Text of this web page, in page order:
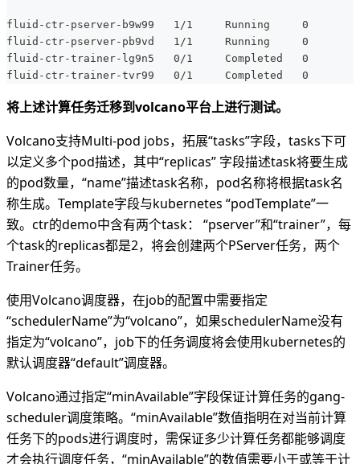
fluid-ctr-pserver-b9w99   1/1     Running     0
fluid-ctr-pserver-pb9vd   1/1     Running     0
fluid-ctr-trainer-lg9n5   0/1     Completed   0
fluid-ctr-trainer-tvr99   0/1     Completed   0
将上述计算任务迁移到volcano平台上进行测试。
Volcano支持Multi-pod jobs，拓展“tasks”字段，tasks下可
以定义多个pod描述，其中“replicas” 字段描述task将要生成
的pod数量，“name”描述task名称，pod名称将根据task名
称生成。Template字段与kubernetes “podTemplate”一
致。ctr的demo中含有两个task： “pserver”和“trainer”，每
个task的replicas都是2，将会创建两个PServer任务，两个
Trainer任务。
使用Volcano调度器，在job的配置中需要指定
“schedulerName”为“volcano”，如果schedulerName没有
指定为“volcano”，job下的任务调度将会使用kubernetes的
默认调度器“default”调度器。
Volcano通过指定“minAvailable”字段保证计算任务的gang-
scheduler调度策略。“minAvailable”数值指明在对当前计算
任务下的pods进行调度时，需保证多少计算任务都能够调度
才会执行调度任务，“minAvailable”的数值需要小于或等于计